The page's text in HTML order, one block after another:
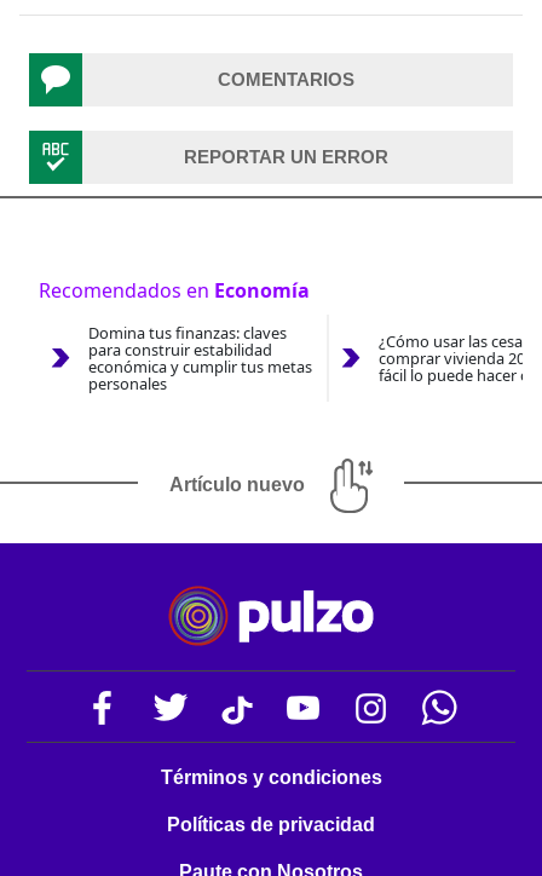
COMENTARIOS
REPORTAR UN ERROR
Recomendados en Economía
Domina tus finanzas: claves
para construir estabilidad
económica y cumplir tus metas
personales
¿Cómo usar las
comprar vivienda
fácil lo puede hacer
Artículo nuevo
Términos y condiciones
Políticas de privacidad
Paute con Nosotros